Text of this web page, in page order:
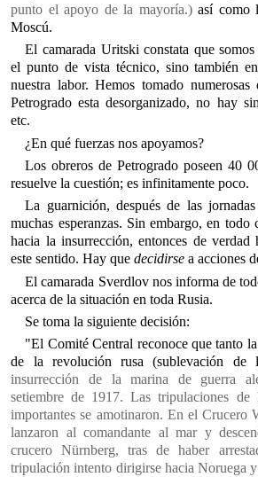
punto el apoyo de la mayoría.)así como
Moscú.
El camarada Uritski constata que
el punto de vista técnico, sino también
nuestra labor. Hemos tomado
Petrogrado esta desorganizado, no hay
etc.
¿En qué fuerzas nos apoyamos?
Los obreros de Petrogrado poseen 40
resuelve la cuestión; es infinitamente poco.
La guarnición, después de las
muchas esperanzas. Sin embargo, en todo
hacia la insurrección, entonces de verdad
este sentido. Hay quedecidirse a acciones
El camarada Sverdlov nos informa de
acerca de la situación en toda Rusia.
Se toma la siguiente decisión:
"El Comité Central reconoce que tanto
de la revolución rusa (sublevación de
insurrección de la marina de guerra
setiembre de 1917. Las tripulaciones de
importantes se amotinaron. En el Crucero
lanzaron al comandante al mar y
crucero Nürnberg, tras de haber
tripulación intento dirigirse hacia Noruega